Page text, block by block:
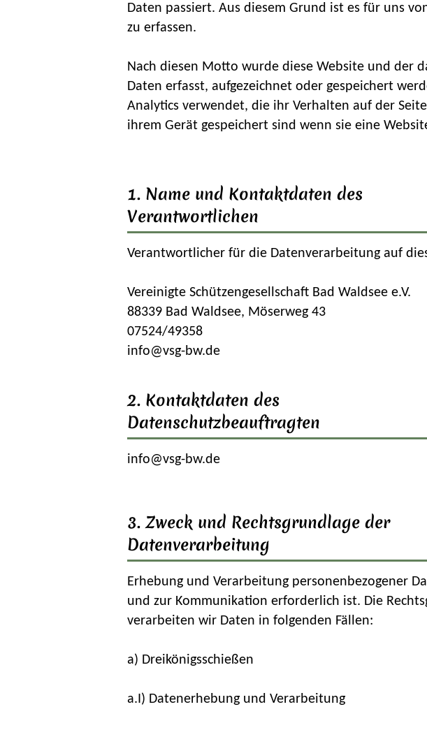
Daten passiert. Aus diesem Grund ist es für uns
zu erfassen.
Nach diesen Motto wurde diese Website und der
Daten erfasst, aufgezeichnet oder gespeichert
Analytics verwendet, die ihr Verhalten auf der
ihrem Gerät gespeichert sind wenn sie eine
1. Name und Kontaktdaten des
Verantwortlichen
Verantwortlicher für die Datenverarbeitung auf
Vereinigte Schützengesellschaft Bad Waldsee e.V.
88339 Bad Waldsee, Möserweg 43
07524/49358
info@vsg-bw.de
2. Kontaktdaten des
Datenschutzbeauftragten
info@vsg-bw.de
3. Zweck und Rechtsgrundlage der
Datenverarbeitung
Erhebung und Verarbeitung personenbezogener
und zur Kommunikation erforderlich ist. Die
verarbeiten wir Daten in folgenden Fällen:
a) Dreikönigsschießen
a.I) Datenerhebung und Verarbeitung